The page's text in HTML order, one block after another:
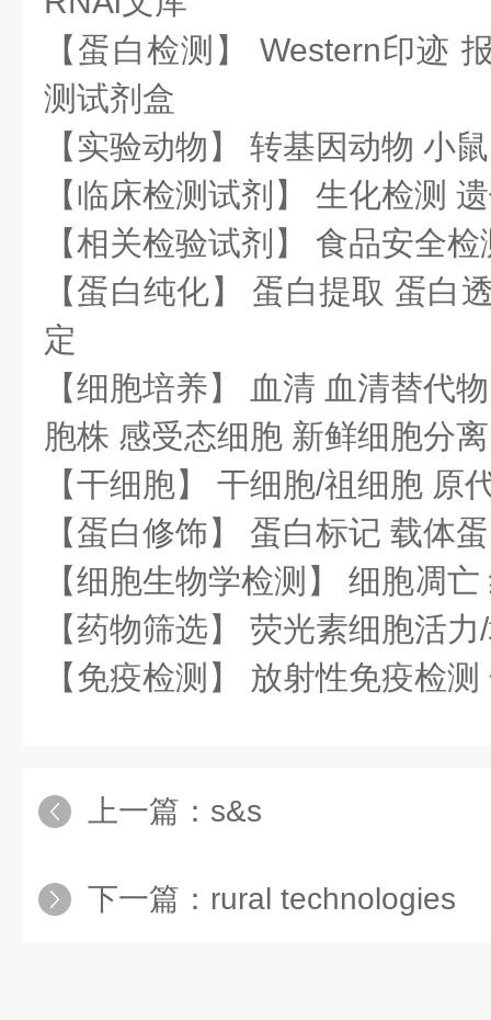
【蛋白检测】 Western印迹
测试剂盒
【实验动物】 转基因动物 小
【临床检测试剂】 生化检测
【相关检验试剂】 食品安全
【蛋白纯化】 蛋白提取 蛋白
定
【细胞培养】 血清 血清替代
胞株 感受态细胞 新鲜细胞分离
【干细胞】 干细胞/祖细胞 原
【蛋白修饰】 蛋白标记 载体
【细胞生物学检测】 细胞凋
【药物筛选】 荧光素细胞活
【免疫检测】 放射性免疫检
上一篇： s&s
下一篇： rural technologies